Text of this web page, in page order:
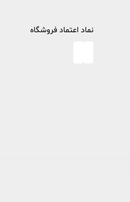
نماد اعتماد فروشگاه